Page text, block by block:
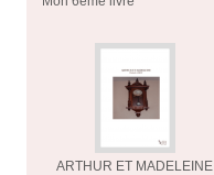
ARTHUR ET MADELEINE